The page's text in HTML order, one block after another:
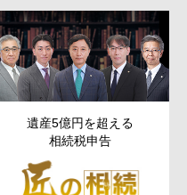
遺産5億円を超える
相続税申告